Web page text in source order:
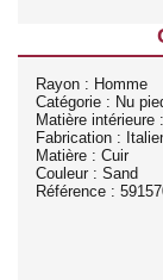
Rayon : Homme
Catégorie : Nu
Matière intérieure
Fabrication :
Matière : Cuir
Couleur : Sand
Référence :